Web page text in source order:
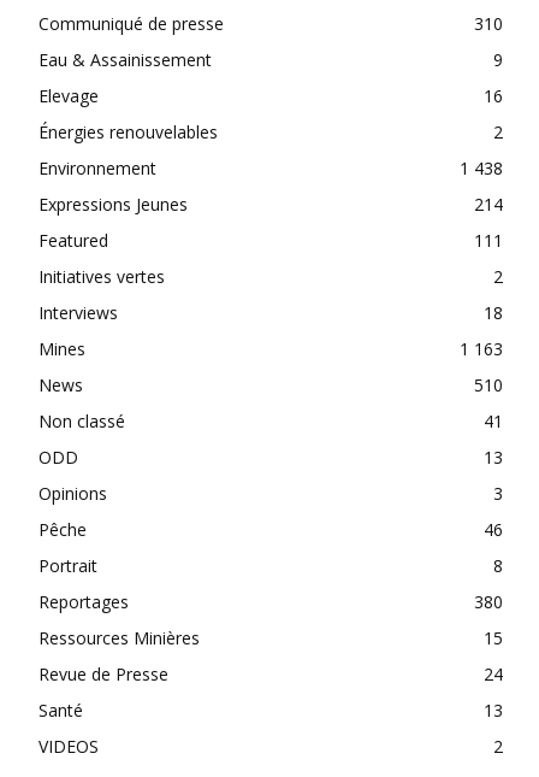
Communiqué de presse
310
Eau & Assainissement
9
Elevage
16
Énergies renouvelables
2
Environnement
1 438
Expressions Jeunes
214
Featured
111
Initiatives vertes
2
Interviews
18
Mines
1 163
News
510
Non classé
41
ODD
13
Opinions
3
Pêche
46
Portrait
8
Reportages
380
Ressources Minières
15
Revue de Presse
24
Santé
13
VIDEOS
2